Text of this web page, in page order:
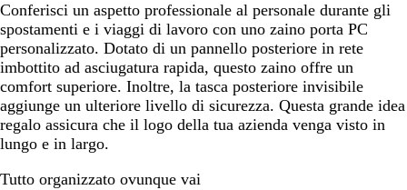
Conferisci un aspetto professionale al personale durante gli
spostamenti e i viaggi di lavoro con uno zaino porta PC
personalizzato. Dotato di un pannello posteriore in rete
imbottito ad asciugatura rapida, questo zaino offre un
comfort superiore. Inoltre, la tasca posteriore invisibile
aggiunge un ulteriore livello di sicurezza. Questa grande idea
regalo assicura che il logo della tua azienda venga visto in
lungo e in largo.
Tutto organizzato ovunque vai